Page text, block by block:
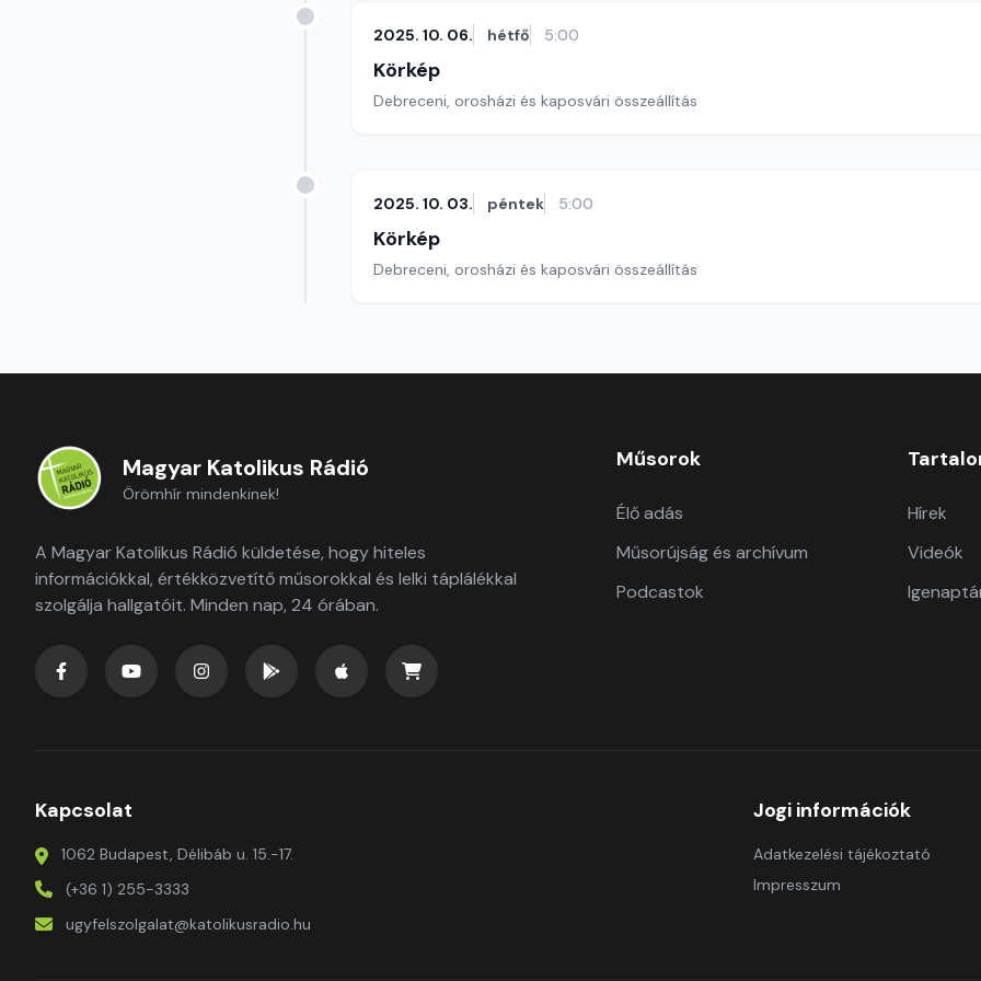
2025. 10. 06. hétfő 5:00
Körkép
Debreceni, orosházi és kaposvári összeállítás
2025. 10. 03. péntek 5:00
Körkép
Debreceni, orosházi és kaposvári összeállítás
Magyar Katolikus Rádió
Örömhír mindenkinek!
A Magyar Katolikus Rádió küldetése, hogy hiteles
információkkal, értékközvetítő műsorokkal és lelki táplálékkal
szolgálja hallgatóit. Minden nap, 24 órában.
Műsorok
Élő adás
Műsorújság és archívum
Podcastok
Hírek
Videók
Kapcsolat
1062 Budapest, Délibáb u. 15.-17.
(+36 1) 255-3333
ugyfelszolgalat@katolikusradio.hu
Jogi információk
Adatkezelési tájékoztató
Impresszum